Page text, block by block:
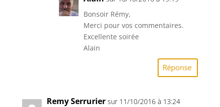
Bonsoir Rémy,
Merci pour vos commentaires.
Excellente soirée
Alain
Réponse
Remy Serrurier sur 11/10/2016 à 13:24